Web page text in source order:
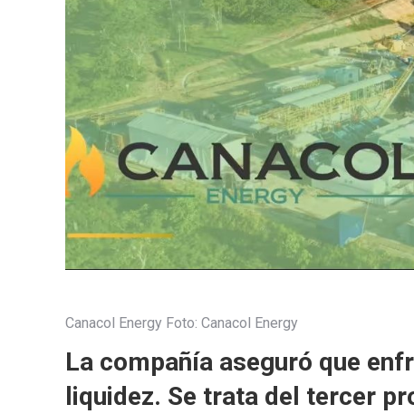
Canacol Energy Foto: Canacol Energy
La compañía aseguró que
liquidez. Se trata del tercer